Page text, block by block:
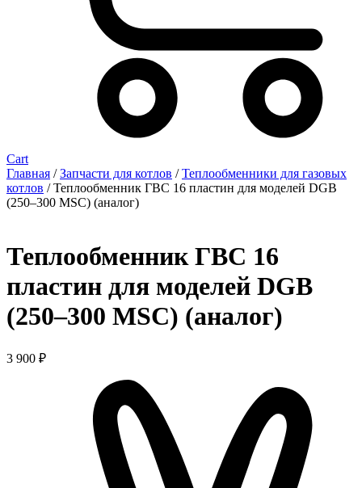
Cart
Главная /Запчасти для котлов /Теплообменники для газовых
котлов / Теплообменник ГВС 16 пластин для моделей DGB
(250–300 MSC) (аналог)
Теплообменник ГВС 16
пластин для моделей DGB
(250–300 MSC) (аналог)
3 900 ₽